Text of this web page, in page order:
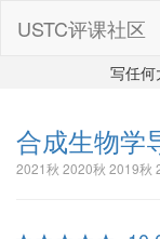
USTC评课社区
写任何
合成生物学
2021秋 2020秋 2019秋